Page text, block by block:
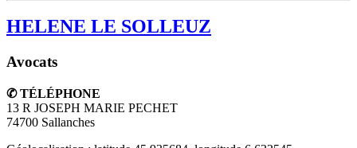
HELENE LE SOLLEUZ
Avocats
✆ TÉLÉPHONE
13 R JOSEPH MARIE PECHET
74700 Sallanches